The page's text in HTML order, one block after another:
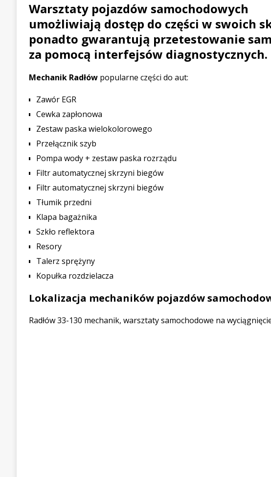
Warsztaty pojazdów samochodowych
umożliwiają dostęp do części w swoich
ponadto gwarantują przetestowanie
za pomocą interfejsów diagnostycznych.
Mechanik Radłówpopularne części do aut:
Zawór EGR
Cewka zapłonowa
Zestaw paska wielokolorowego
Przełącznik szyb
Pompa wody + zestaw paska rozrządu
Filtr automatycznej skrzyni biegów
Filtr automatycznej skrzyni biegów
Tłumik przedni
Klapa bagażnika
Szkło reflektora
Resory
Talerz sprężyny
Kopułka rozdzielacza
Lokalizacja mechaników pojazdów
Radłów 33-130 mechanik, warsztaty samochodowe na